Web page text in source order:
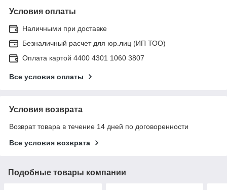
Условия оплаты
Наличными при доставке
Безналичный расчет для юр.лиц (ИП ТОО)
Оплата картой 4400 4301 1060 3807
Все условия оплаты
Условия возврата
Возврат товара в течение 14 дней по договоренности
Все условия возврата
Подобные товары компании